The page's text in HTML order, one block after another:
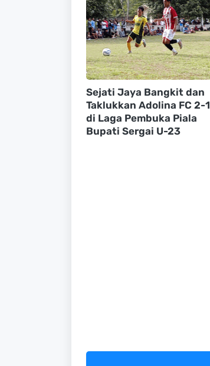
Sejati Jaya Bangkit dan
Taklukkan Adolina FC 2-1
di Laga Pembuka Piala
Bupati Sergai U-23